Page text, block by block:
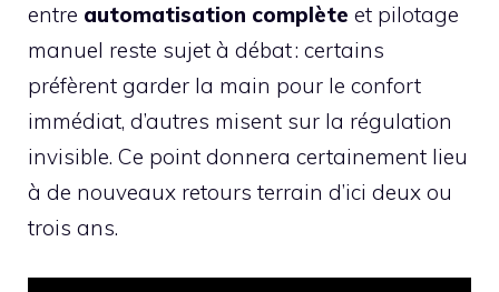
entre automatisation complète et pilotage
manuel reste sujet à débat : certains
préfèrent garder la main pour le confort
immédiat, d’autres misent sur la régulation
invisible. Ce point donnera certainement lieu
à de nouveaux retours terrain d’ici deux ou
trois ans.